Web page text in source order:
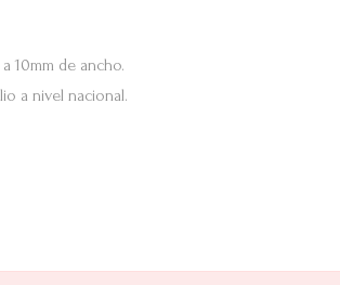
10mm de ancho.
a nivel nacional.